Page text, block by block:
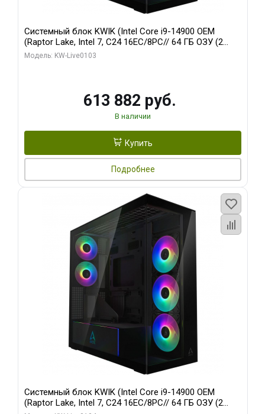
Системный блок KWIK (Intel Core i9-14900 OEM
(Raptor Lake, Intel 7, C24 16EC/8PC// 64 ГБ ОЗУ (2
модуля)/ Afox RTX4090 24GB GDDR6X 384-Bit 3xDP
Модель: KW-Live0103
613 882 руб.
В наличии
Купить
Подробнее
Системный блок KWIK (Intel Core i9-14900 OEM
(Raptor Lake, Intel 7, C24 16EC/8PC// 64 ГБ ОЗУ (2